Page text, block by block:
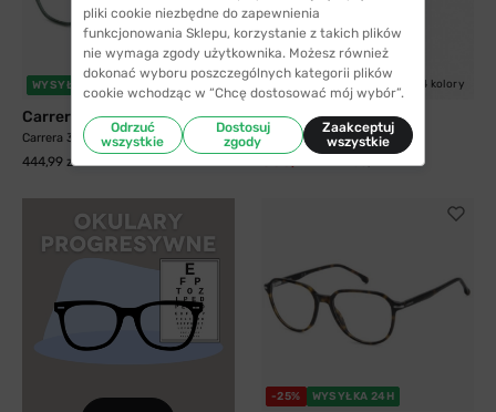
WYSYŁKA 24H
Carrera
Carrera 3052 1ED 52
444,99 zł
-35% WYSYŁKA 24H 4 kolory
Carrera
Carrera 253 KJ1 53
300,99 zł 465,99 zł
-25% WYSYŁKA 24H
pliki cookie niezbędne do zapewnienia
funkcjonowania Sklepu, korzystanie z takich plików
nie wymaga zgody użytkownika. Możesz również
dokonać wyboru poszczególnych kategorii plików
cookie wchodząc w “Chcę dostosować mój wybór”.
Odrzuć
wszystkie
Dostosuj
zgody
Zaakceptuj
wszystkie